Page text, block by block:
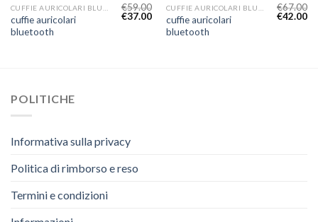
cuffie auricolari
bluetooth
€59.00
€37.00
cuffie auricolari
bluetooth
€67.00
€42.00
POLITICHE
Informativa sulla privacy
Politica di rimborso e reso
Termini e condizioni